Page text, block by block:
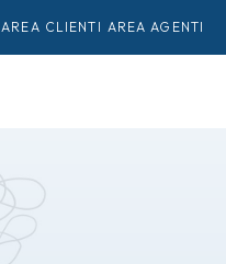
AREA CLIENTI AREA AGENTI